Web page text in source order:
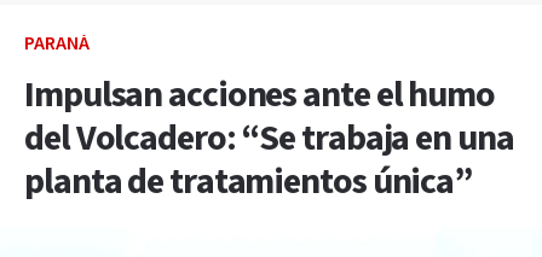
PARANÁ
Impulsan acciones ante el humo
del Volcadero: “Se trabaja en una
planta de tratamientos única”